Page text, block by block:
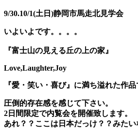
9/30.10/1(土日)静岡市馬走北見学会
いよいよです。。。。
『富士山の見える丘の上の家』
Love,Laughter,Joy
『愛・笑い・喜び』に満ち溢れた作品
圧倒的存在感を感じて下さい。
2日間限定で内覧会を開催致します。
あれ？？ここは日本だっけ？？みた